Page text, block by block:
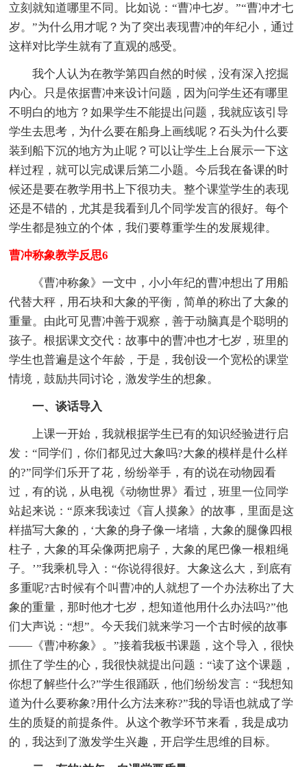
立刻就知道哪里不同。比如说：“曹冲七岁。”“曹冲才七
岁。”为什么用才呢？为了突出表现曹冲的年纪小，通过
这样对比学生就有了直观的感受。
我个人认为在教学第四自然的时候，没有深入挖掘
内心。只是依据曹冲来设计问题，因为问学生还有哪里
不明白的地方？如果学生不能提出问题，我就应该引导
学生去思考，为什么要在船身上画线呢？石头为什么要
装到船下沉的地方为止呢？可以让学生上台展示一下这
样过程，就可以完成课后第二小题。今后我在备课的时
候还是要在教学用书上下很功夫。整个课堂学生的表现
还是不错的，尤其是我看到几个同学发言的很好。每个
学生都是独立的个体，我们要尊重学生的发展规律。
曹冲称象教学反思6
《曹冲称象》一文中，小小年纪的曹冲想出了用船
代替大秤，用石块和大象的平衡，简单的称出了大象的
重量。由此可见曹冲善于观察，善于动脑真是个聪明的
孩子。根据课文交代：故事中的曹冲也才七岁，班里的
学生也普遍是这个年龄，于是，我创设一个宽松的课堂
情境，鼓励共同讨论，激发学生的想象。
一、谈话导入
上课一开始，我就根据学生已有的知识经验进行启
发：“同学们，你们都见过大象吗?大象的模样是什么样
的?”同学们乐开了花，纷纷举手，有的说在动物园看
过，有的说，从电视《动物世界》看过，班里一位同学
站起来说：“原来我读过《盲人摸象》的故事，里面是这
样描写大象的，‘大象的身子像一堵墙，大象的腿像四根
柱子，大象的耳朵像两把扇子，大象的尾巴像一根粗绳
子。’”我乘机导入：“你说得很好。大象这么大，到底有
多重呢?古时候有个叫曹冲的人就想了一个办法称出了大
象的重量，那时他才七岁，想知道他用什么办法吗?”他
们大声说：“想”。今天我们就来学习一个古时候的故事
——《曹冲称象》。”接着我板书课题，这个导入，很快
抓住了学生的心，我很快就提出问题：“读了这个课题，
你想了解些什么?”学生很踊跃，他们纷纷发言：“我想知
道为什么要称象?用什么方法来称?”我的导语也就成了学
生的质疑的前提条件。从这个教学环节来看，我是成功
的，我达到了激发学生兴趣，开启学生思维的目标。